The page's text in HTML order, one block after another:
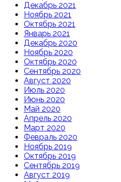
Декабрь 2021
Ноябрь 2021
Октябрь 2021
Январь 2021
Декабрь 2020
Ноябрь 2020
Октябрь 2020
Сентябрь 2020
Август 2020
Июль 2020
Июнь 2020
Май 2020
Апрель 2020
Март 2020
Февраль 2020
Ноябрь 2019
Октябрь 2019
Сентябрь 2019
Август 2019